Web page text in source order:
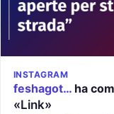
INSTAGRAM
feshagot… ha
«Link»